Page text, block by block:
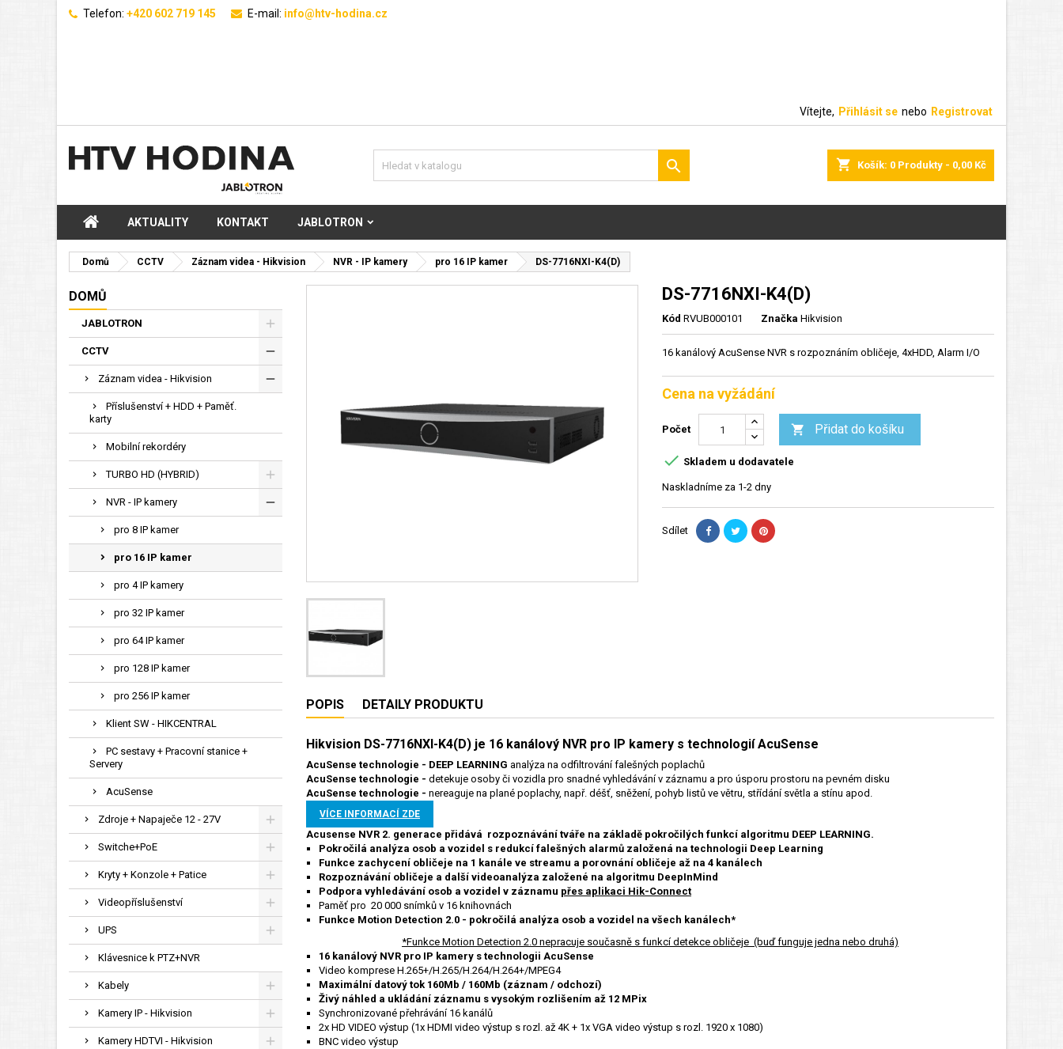
Telefon: +420 602 719 145 E-mail: info@htv-hodina.cz
Vítejte, Přihlásit se nebo Registrovat
shopping_cart Košík: 0 Produkty - 0,00 Kč

AKTUALITY KONTAKT JABLOTRON
Domů CCTV Záznam videa - Hikvision NVR - IP kamery pro 16 IP kamer DS-7716NXI-K4(D)
DOMŮ
JABLOTRON
CCTV
Záznam videa - Hikvision
Příslušenství + HDD + Paměť.
karty
Mobilní rekordéry
TURBO HD (HYBRID)
NVR - IP kamery
pro 8 IP kamer
pro 16 IP kamer
pro 4 IP kamery
pro 32 IP kamer
pro 64 IP kamer
pro 128 IP kamer
pro 256 IP kamer
Klient SW - HIKCENTRAL
PC sestavy + Pracovní stanice +
Servery
AcuSense
Zdroje + Napaječe 12 - 27V
Switche+PoE
Kryty + Konzole + Patice
Videopříslušenství
UPS
Klávesnice k PTZ+NVR
Kabely
Kamery IP - Hikvision
Kamery HDTVI - Hikvision
DS-7716NXI-K4(D)
Kód RVUB000101 Značka Hikvision
16 kanálový AcuSense NVR s rozpoznáním obličeje, 4xHDD, Alarm I/O
Cena na vyžádání
Počet  Přidat do košíku
 Skladem u dodavatele
Naskladníme za 1-2 dny
Sdílet
POPIS DETAILY PRODUKTU
Hikvision DS-7716NXI-K4(D) je 16 kanálový NVR pro IP kamery s technologií AcuSense
AcuSense technologie - DEEP LEARNING analýza na odfiltrování falešných poplachů
AcuSense technologie - detekuje osoby či vozidla pro snadné vyhledávání v záznamu a pro úsporu prostoru na pevném disku
AcuSense technologie - nereaguje na plané poplachy, např. déšť, sněžení, pohyb listů ve větru, střídání světla a stínu apod.
VÍCE INFORMACÍ ZDE
Acusense NVR 2. generace přidává rozpoznávání tváře na základě pokročilých funkcí algoritmu DEEP LEARNING.
Pokročilá analýza osob a vozidel s redukcí falešných alarmů založená na technologii Deep Learning
Funkce zachycení obličeje na 1 kanále ve streamu a porovnání obličeje až na 4 kanálech
Rozpoznávání obličeje a další videoanalýza založené na algoritmu DeepInMind
Podpora vyhledávání osob a vozidel v záznamu přes aplikaci Hik-Connect
Paměť pro 20 000 snímků v 16 knihovnách
Funkce Motion Detection 2.0 - pokročilá analýza osob a vozidel na všech kanálech*
*Funkce Motion Detection 2.0 nepracuje současně s funkcí detekce obličeje (buď funguje jedna nebo druhá)
16 kanálový NVR pro IP kamery s technologii AcuSense
Video komprese H.265+/H.265/H.264/H.264+/MPEG4
Maximální datový tok 160Mb / 160Mb (záznam / odchozí)
Živý náhled a ukládání záznamu s vysokým rozlišením až 12 MPix
Synchronizované přehrávání 16 kanálů
2x HD VIDEO výstup (1x HDMI video výstup s rozl. až 4K + 1x VGA video výstup s rozl. 1920 x 1080)
BNC video výstup